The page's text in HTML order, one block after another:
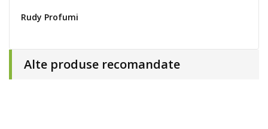
Rudy Profumi
Alte produse recomandate